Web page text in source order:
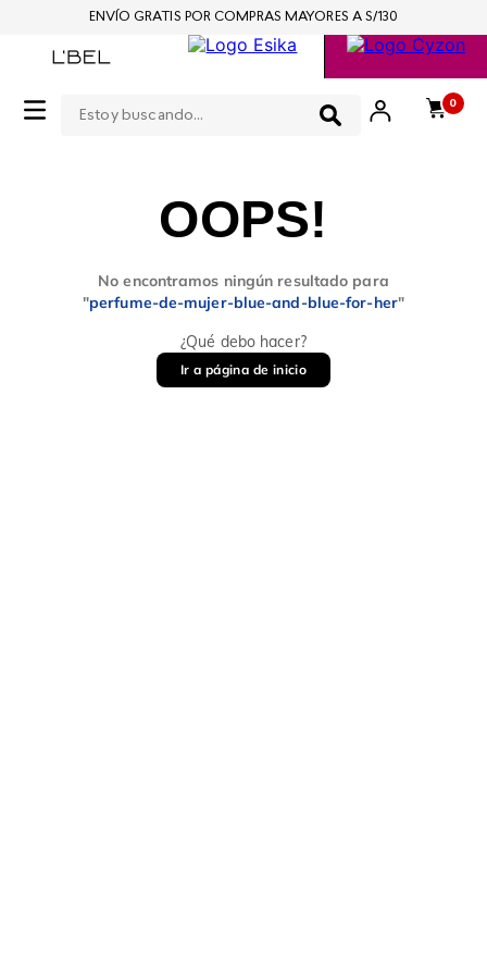
0
ENVÍO GRATIS POR COMPRAS MAYORES A S/130
OOPS!
No encontramos ningún resultado para
"perfume-de-mujer-blue-and-blue-for-her"
¿Qué debo hacer?
Ir a página de inicio